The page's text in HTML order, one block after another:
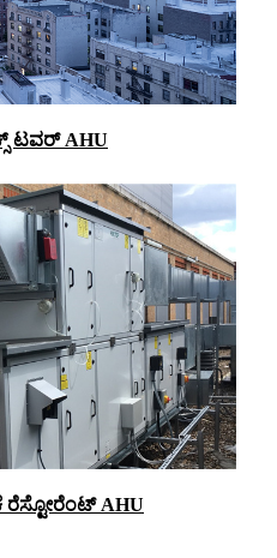
ಟವರ್ AHU
AHU